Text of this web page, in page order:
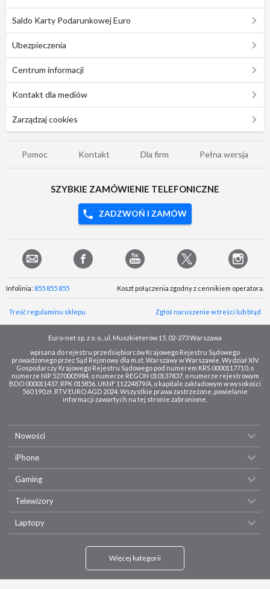
Saldo Karty Podarunkowej Euro
Ubezpieczenia
Centrum informacji
Kontakt dla mediów
Zarządzaj cookies
Pomoc Kontakt Dla firm Pełna wersja
SZYBKIE ZAMÓWIENIE TELEFONICZNE
ZADZWOŃ I ZAMÓW
Infolinia: 855 855 855 Koszt połączenia zgodny z cennikiem operatora.
Treść regulaminu sklepu Zgłoś naruszenie w treści lub błąd
Euro-net sp. z o. o., ul. Muszkieterów 15, 02-273 Warszawa
wpisana do rejestru przedsiębiorców Krajowego Rejestru Sądowego
prowadzonego przez Sąd Rejonowy dla m.st. Warszawy w Warszawie, Wydział XIV
Gospodarczy Krajowego Rejestru Sądowego pod numerem KRS 0000117710, o
numerze NIP 5270005984, o numerze REGON 010137837, o numerze rejestrowym
BDO 000011437, RPK 015856, UKNF 11224879/A, o kapitale zakładowym w wysokości
560 190 zł. RTV EURO AGD 2024. Wszystkie prawa zastrzeżone, powielanie
informacji zawartych na tej stronie zabronione.
Nowości
iPhone
Gaming
Telewizory
Laptopy
Więcej kategorii